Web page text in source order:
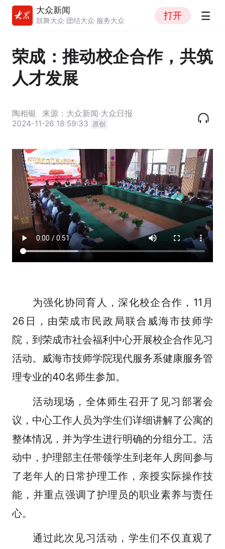
大众新闻
鼓舞大众 团结大众 服务大众
打开
荣成：推动校企合作，共筑
人才发展
陶相银
来源：大众新闻·大众日报
2024-11-26 18:59:33
原创
为强化协同育人，深化校企合作，11月
26日，由荣成市民政局联合威海市技师学
院，到荣成市社会福利中心开展校企合作见习
活动。威海市技师学院现代服务系健康服务管
理专业的40名师生参加。
活动现场，全体师生召开了见习部署会
议，中心工作人员为学生们详细讲解了公寓的
整体情况，并为学生进行明确的分组分工。活
动中，护理部主任带领学生到老年人房间参与
了老年人的日常护理工作，亲授实际操作技
能，并重点强调了护理员的职业素养与责任
心。
通过此次见习活动，学生们不仅直观了